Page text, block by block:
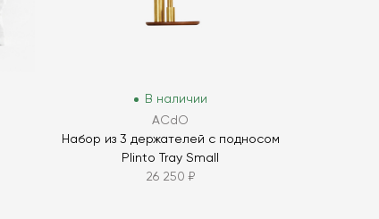
В наличии
ACdO
Набор из 3 держателей с подносом
Plinto Tray Small
26 250 ₽